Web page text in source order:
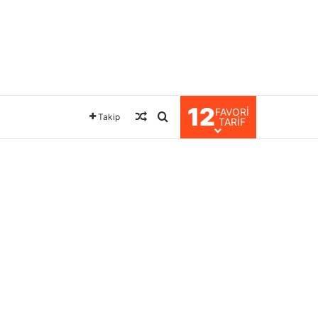
Takip Rastgele Makale
Arama yap ...
12FAVORI
TARIF